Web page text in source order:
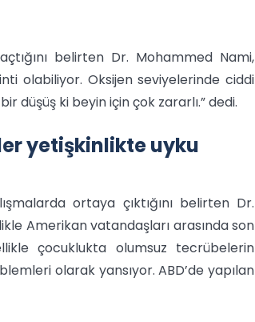
belirten Dr. Mohammed Nami,
olabiliyor. Oksijen seviyelerinde ciddi
düşüş ki beyin için çok zararlı.” dedi.
yetişkinlikte uyku
ortaya çıktığını belirten Dr.
Amerikan vatandaşları arasında son
çocuklukta olumsuz tecrübelerin
olarak yansıyor. ABD’de yapılan